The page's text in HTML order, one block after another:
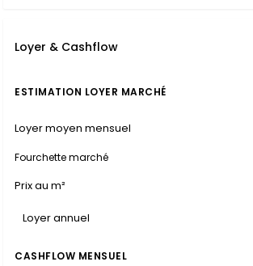
Loyer & Cashflow
ESTIMATION LOYER MARCHÉ
Loyer moyen mensuel
Fourchette marché
Prix au m²
Loyer annuel
CASHFLOW MENSUEL